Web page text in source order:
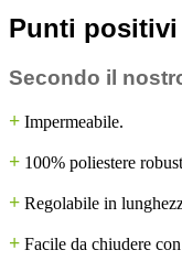
Punti positivi
Secondo il
+ Impermeabile.
+ 100% poliestere
+ Regolabile in
+ Facile da chiudere